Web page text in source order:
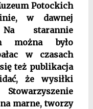
Potockich
w dawnej
starannie
można było
w czasach
też publikacja
że wysiłki
marne, tworzy